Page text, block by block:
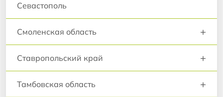
Севастополь
Смоленская область +
Ставропольский край +
Тамбовская область +